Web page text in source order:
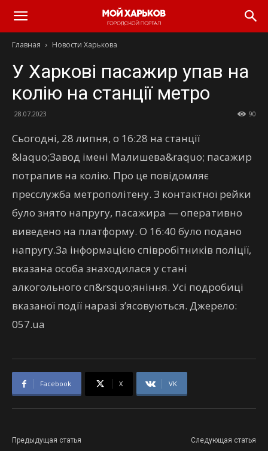
Главная Новости Харькова
У Харкові пасажир упав на
колію на станції метро
28.07.2023 90
Сьогодні, 28 липня, о 16:28 на станції
&laquo;Завод імені Малишева&raquo; пасажир
потрапив на колію. Про це повідомляє
пресслужба метрополітену. З контактної рейки
було знято напругу, пасажира — оперативно
виведено на платформу. О 16:40 було подано
напругу.За інформацією співробітників поліції,
вказана особа знаходилася у стані
алкогольного сп&rsquo;яніння. Усі подробиці
вказаної події наразі зʼясовуються. Джерело:
057.ua
Facebook X VK
Предыдущая статья Следующая статья